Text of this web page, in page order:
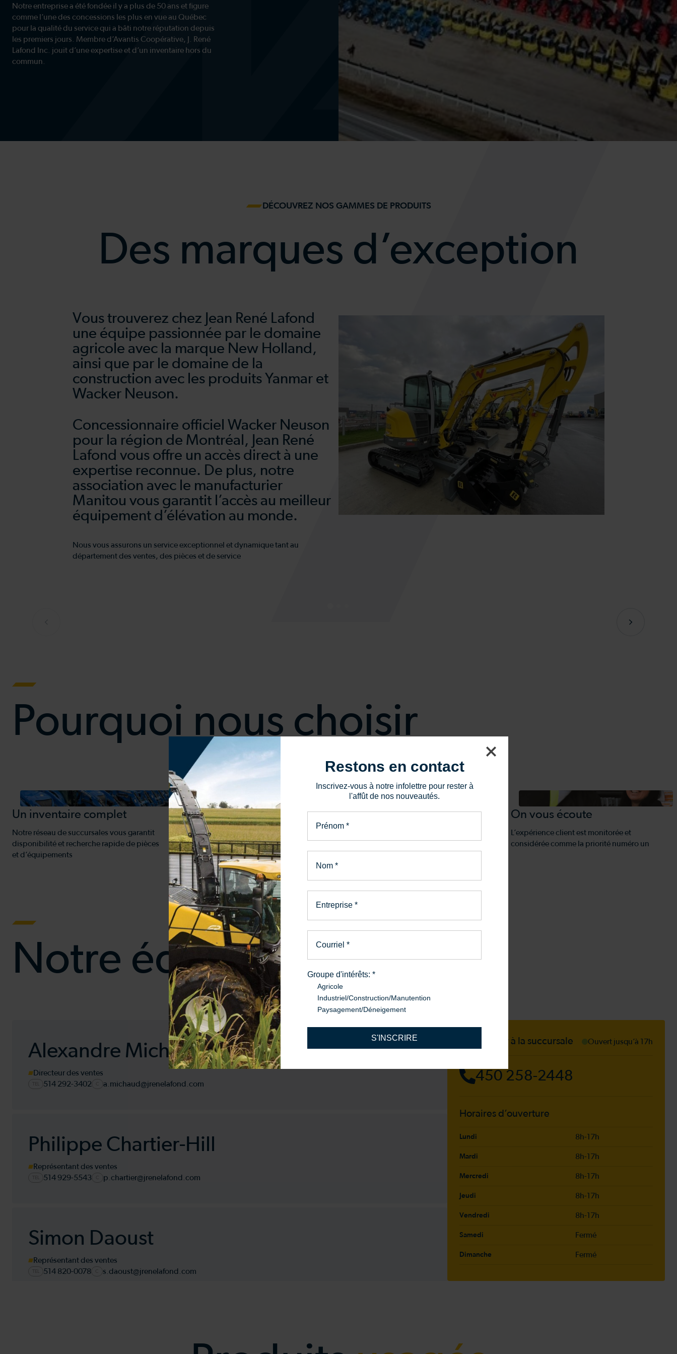
Notre entreprise a été fondée il y a plus de 50 ans et figure
comme l’une des concessions les plus en vue au Québec
pour la qualité du service qui a bâti notre réputation depuis
les premiers jours. Membre d’Avantis Coopérative, J. René
Lafond Inc. jouit d’une expertise et d’un inventaire hors du
commun.
DÉCOUVREZ NOS GAMMES DE PRODUITS
Des marques d’exception
Vous trouverez chez Jean René Lafond
une équipe passionnée par le domaine
agricole avec la marque New Holland,
ainsi que par le domaine de la
construction avec les produits Yanmar et
Wacker Neuson.
Concessionnaire officiel Wacker Neuson
pour la région de Montréal, Jean René
Lafond vous offre un accès direct à une
expertise reconnue. De plus, notre
association avec le manufacturier
Manitou vous garantit l’accès au meilleur
équipement d’élévation au monde.
Nous vous assurons un service exceptionnel et dynamique tant au
département des ventes, des pièces et de service
Pourquoi nous choisir
Un inventaire complet
Notre réseau de succursales vous garantit
disponibilité et recherche rapide de pièces
et d’équipements
Des techniciens formés
Qualifiés et prêts à intervenir quand ça
compte pour vous
En famille On vous écoute
L’expérience client est monitorée et
considérée comme la priorité numéro un
Notre équipe
Alexandre Michaud
Directeur des ventes
514 292-3402 a.michaud@jrenelafond.com
Philippe Chartier-Hill
Représentant des ventes
514 929-5543 p.chartier@jrenelafond.com
Simon Daoust
Représentant des ventes
514 820-0078 s.daoust@jrenelafond.com
Téléphoner à la succursale Ouvert jusqu’à 17h
450 258-2448
Horaires d’ouverture
Lundi 8h-17h
Mardi 8h-17h
Mercredi 8h-17h
Jeudi 8h-17h
Vendredi 8h-17h
Samedi Fermé
Dimanche Fermé
Restons en contact
Inscrivez-vous à notre infolettre pour rester à
l'affût de nos nouveautés.
Prénom*
Nom*
Entreprise*
Courriel *
Groupe d'intérêts: *
Agricole
Industriel/Construction/Manutention
Paysagement/Déneigement
S'INSCRIRE